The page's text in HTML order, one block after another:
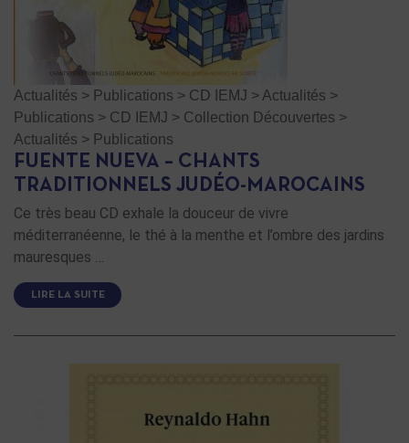
Actualités > Publications > CD IEMJ > Actualités >
Publications > CD IEMJ > Collection Découvertes >
Actualités > Publications
FUENTE NUEVA – CHANTS
TRADITIONNELS JUDÉO-MAROCAINS
Ce très beau CD exhale la douceur de vivre
méditerranéenne, le thé à la menthe et l’ombre des jardins
mauresques …
LIRE LA SUITE